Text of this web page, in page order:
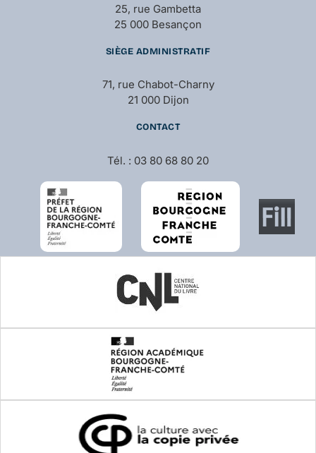
25, rue Gambetta
25 000 Besançon
SIÈGE ADMINISTRATIF
71, rue Chabot-Charny
21 000 Dijon
CONTACT
Tél. : 03 80 68 80 20